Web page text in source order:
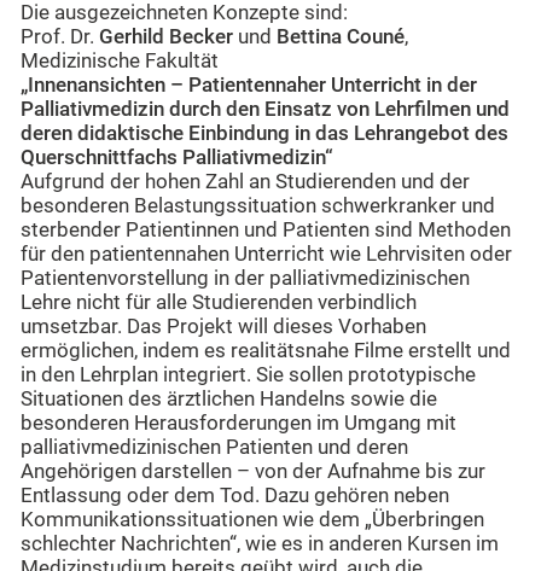
Die ausgezeichneten Konzepte sind:
Prof. Dr. Gerhild Becker und Bettina Couné,
Medizinische Fakultät
„Innenansichten – Patientennaher Unterricht in der
Palliativmedizin durch den Einsatz von Lehrfilmen und
deren didaktische Einbindung in das Lehrangebot des
Querschnittfachs Palliativmedizin“
Aufgrund der hohen Zahl an Studierenden und der
besonderen Belastungssituation schwerkranker und
sterbender Patientinnen und Patienten sind Methoden
für den patientennahen Unterricht wie Lehrvisiten oder
Patientenvorstellung in der palliativmedizinischen
Lehre nicht für alle Studierenden verbindlich
umsetzbar. Das Projekt will dieses Vorhaben
ermöglichen, indem es realitätsnahe Filme erstellt und
in den Lehrplan integriert. Sie sollen prototypische
Situationen des ärztlichen Handelns sowie die
besonderen Herausforderungen im Umgang mit
palliativmedizinischen Patienten und deren
Angehörigen darstellen – von der Aufnahme bis zur
Entlassung oder dem Tod. Dazu gehören neben
Kommunikationssituationen wie dem „Überbringen
schlechter Nachrichten“, wie es in anderen Kursen im